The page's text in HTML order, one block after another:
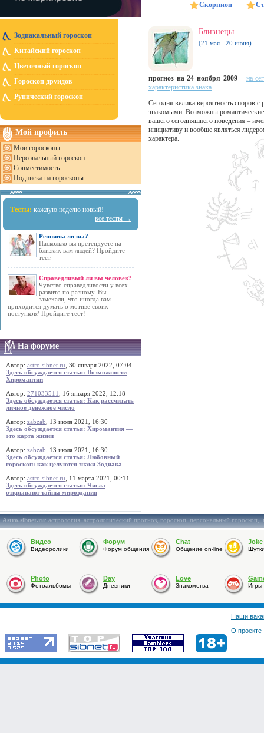
Зодиакальный гороскоп
Китайский гороскоп
Цветочный гороскоп
Гороскоп друидов
Рунический гороскоп
Мой профиль
Мои гороскопы
Персональный гороскоп
Совместимость
Подписка на гороскопы
Тесты: каждую неделю новый!
все тесты →
Ревнивы ли вы?
Насколько вы претендуете на
близких вам людей? Пройдите
тест.
Справедливый ли вы человек?
Чувство справедливости у всех
развито по разному. Вы
замечали, что иногда вам
приходится думать о мотиве своих
поступков? Пройдите тест!
На форуме
Автор: astro.sibnet.ru , 30 января 2022, 07:04
Здесь обсуждается статья: Возможности
Хиромантии
Автор: 271033511
, 16 января 2022, 12:18
Здесь обсуждается статья: Как рассчитать
личное денежное число
Автор: zabzab , 13 июля 2021, 16:30
Здесь обсуждается статья: Хиромантия —
это карта жизни
Автор: zabzab , 13 июля 2021, 16:30
Здесь обсуждается статья: Любовный
гороскоп: как целуются знаки Зодиака
Автор: astro.sibnet.ru , 11 марта 2021, 00:11
Здесь обсуждается статья: Числа
открывают тайны мироздания
Скорпион
Близнецы
(21 мая - 20 июня)
прогноз на 24 ноября 2009
на
характеристика знака
Сегодня велика вероятность споров
знакомыми. Возможны романтические
вашего сегодняшнего поведения –
инициативу и вообще являться
характера.
Astro.sibnet.ru:астрология,астрологический прогноз,гороскоп,персональный гороскоп,
Видео
Видеоролики
Форум
Форум общения
Chat
Общение on-line
Joke
Photo
Фотоальбомы
Day
Дневники
Love
Знакомства Игры
Наши
О проекте